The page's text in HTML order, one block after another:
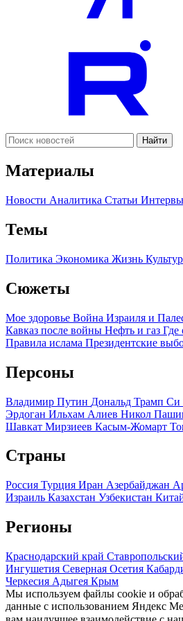
Найти
Материалы
Новости Аналитика Статьи
Темы
Политика Экономика Жизнь
Сюжеты
Мое здоровье Война Израиля и
Кавказ после войны Нефть и газ Где
Правила ислама Президентские
Персоны
Владимир Путин Дональд Трамп Си
Эрдоган Ильхам Алиев Никол
Шавкат Мирзиеев Касым-Жомарт
Страны
Россия Турция Иран Азербайджан
Израиль Казахстан Узбекистан
Регионы
Краснодарский край
Ингушетия Северная Осетия
Черкесия Адыгея Крым
Мы используем файлы cookie и
данные с использованием Яндекс